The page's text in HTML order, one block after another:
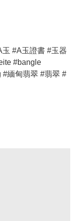
#A玉證書 #玉器
#bangle
緬甸翡翠 #翡翠 #